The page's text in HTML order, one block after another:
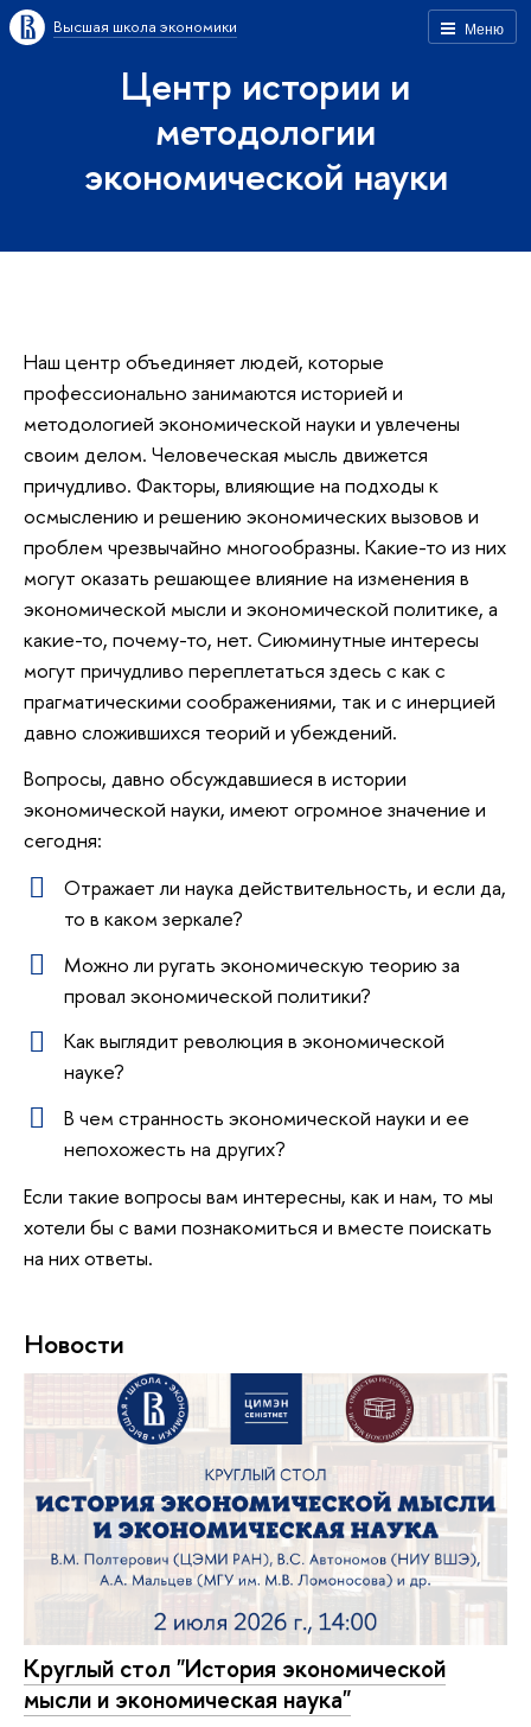
Меню
Высшая школа экономики
Центр истории и
методологии
экономической науки
Наш центр объединяет людей, которые
профессионально занимаются историей и
методологией экономической науки и увлечены
своим делом. Человеческая мысль движется
причудливо. Факторы, влияющие на подходы к
осмыслению и решению экономических вызовов и
проблем чрезвычайно многообразны. Какие-то из них
могут оказать решающее влияние на изменения в
экономической мысли и экономической политике, а
какие-то, почему-то, нет. Сиюминутные интересы
могут причудливо переплетаться здесь с как с
прагматическими соображениями, так и с инерцией
давно сложившихся теорий и убеждений.
Вопросы, давно обсуждавшиеся в истории
экономической науки, имеют огромное значение и
сегодня:
Отражает ли наука действительность, и если да,
то в каком зеркале?
Можно ли ругать экономическую теорию за
провал экономической политики?
Как выглядит революция в экономической
науке?
В чем странность экономической науки и ее
непохожесть на других?
Если такие вопросы вам интересны, как и нам, то мы
хотели бы с вами познакомиться и вместе поискать
на них ответы.
Новости
Круглый стол "История экономической
мысли и экономическая наука"